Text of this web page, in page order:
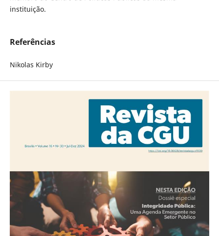
instituição.
Referências
Nikolas Kirby